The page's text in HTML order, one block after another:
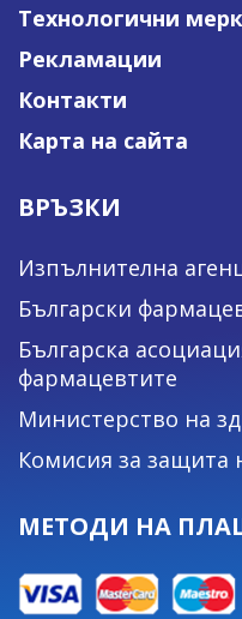
Технологични
Рекламации
Контакти
Карта на сайта
ВРЪЗКИ
Изпълнителна
Български
Българска
фармацевтите
Министерство на
Комисия за защита
МЕТОДИ НА